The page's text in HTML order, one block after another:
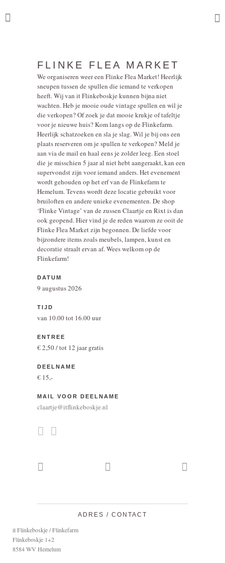
FLINKE FLEA MARKET
We organiseren weer een Flinke Flea Market! Heerlijk
sneupen tussen de spullen die iemand te verkopen
heeft. Wij van it Flinkeboskje kunnen bijna niet
wachten. Heb je mooie oude vintage spullen en wil je
die verkopen? Of zoek je dat mooie krukje of tafeltje
voor je nieuwe huis? Kom langs op de Flinkefarm.
Heerlijk schatzoeken en sla je slag. Wil je bij ons een
plaats reserveren om je spullen te verkopen? Meld je
aan via de mail en haal eens je zolder leeg. Een stoel
die je misschien 5 jaar al niet hebt aangeraakt, kan een
supervondst zijn voor iemand anders. Het evenement
wordt gehouden op het erf van de Flinkefarm te
Hemelum. Tevens wordt deze locatie gebruikt voor
bruiloften en andere unieke evenementen. De shop
‘Flinke Vintage’ van de zussen Claartje en Rixt is dan
ook geopend. Hier vind je de reden waarom ze ooit de
Flinke Flea Market zijn begonnen. De liefde voor
bijzondere items zoals meubels, lampen, kunst en
decoratie straalt ervan af. Wees welkom op de
Flinkefarm!
DATUM
9 augustus 2026
TIJD
van 10.00 tot 16.00 uur
ENTREE
€ 2,50 / tot 12 jaar gratis
DEELNAME
€ 15,-
MAIL VOOR DEELNAME
claartje@itflinkeboskje.nl
ADRES / CONTACT
it Flinkeboskje / Flinkefarm
Flinkeboskje 1+2
8584 WV Hemelum